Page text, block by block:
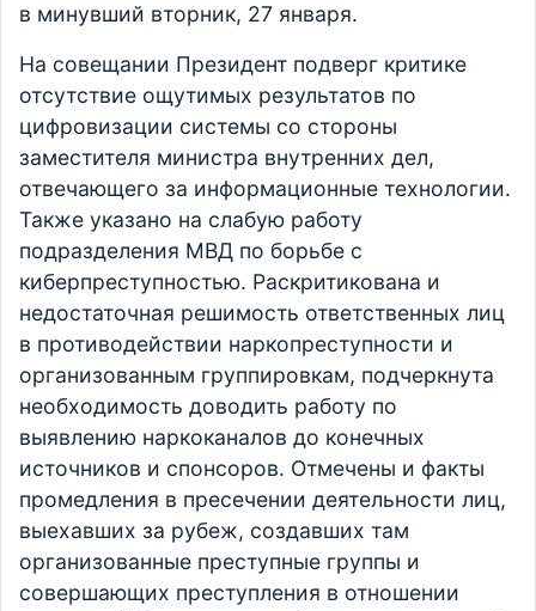
в минувший вторник, 27 января.
На совещании Президент подверг критике
отсутствие ощутимых результатов по
цифровизации системы со стороны
заместителя министра внутренних дел,
отвечающего за информационные технологии.
Также указано на слабую работу
подразделения МВД по борьбе с
киберпреступностью. Раскритикована и
недостаточная решимость ответственных лиц
в противодействии наркопреступности и
организованным группировкам, подчеркнута
необходимость доводить работу по
выявлению наркоканалов до конечных
источников и спонсоров. Отмечены и факты
промедления в пресечении деятельности лиц,
выехавших за рубеж, создавших там
организованные преступные группы и
совершающих преступления в отношении